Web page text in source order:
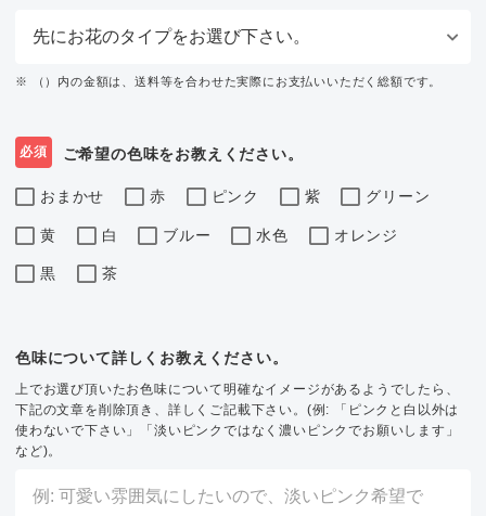
※ （）内の金額は、送料等を合わせた実際にお支払いいただく総額です。
必須 ご希望の色味をお教えください。
おまかせ 赤 ピンク 紫 グリーン
黄 白 ブルー 水色 オレンジ
黒 茶
色味について詳しくお教えください。
上でお選び頂いたお色味について明確なイメージがあるようでしたら、
下記の文章を削除頂き、詳しくご記載下さい。(例: 「ピンクと白以外は
使わないで下さい」「淡いピンクではなく濃いピンクでお願いします」
など)。